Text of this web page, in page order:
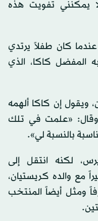
يمكنني تفويت هذه
كان طفلاً يرتدي
المفضل كاكا، الذي
ويقول إن كاكا ألهمه
«علمت في تلك
بالنسبة لي».
لكنه انتقل إلى
مع والده كريستيان،
ومثل أيضاً المنتخب